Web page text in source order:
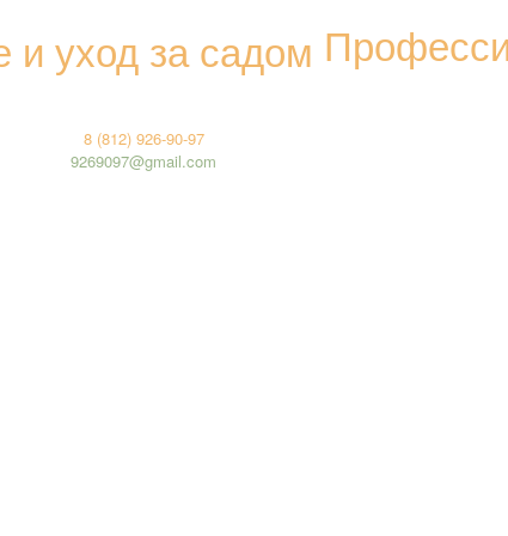
8 (812) 926-90-97
9269097@gmail.com